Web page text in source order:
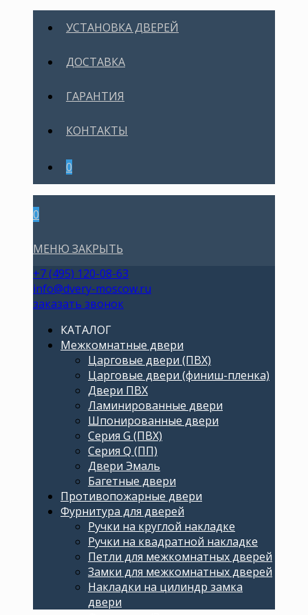
УСТАНОВКА ДВЕРЕЙ
ДОСТАВКА
ГАРАНТИЯ
КОНТАКТЫ
0
0
МЕНЮ ЗАКРЫТЬ
+7 (495) 120-08-63
info@dvery-moscow.ru
заказать звонок
КАТАЛОГ
Межкомнатные двери
Царговые двери (ПВХ)
Царговые двери (финиш-пленка)
Двери ПВХ
Ламинированные двери
Шпонированные двери
Серия G (ПВХ)
Серия Q (ПП)
Двери Эмаль
Багетные двери
Противопожарные двери
Фурнитура для дверей
Ручки на круглой накладке
Ручки на квадратной накладке
Петли для межкомнатных дверей
Замки для межкомнатных дверей
Накладки на цилиндр замка
двери